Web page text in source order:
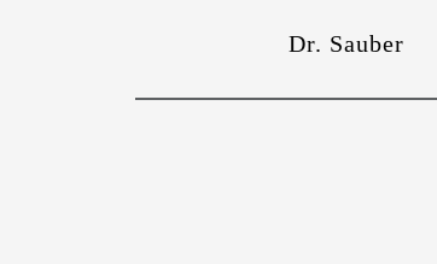
Dr. Sauber